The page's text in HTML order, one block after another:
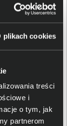
plikach cookies
treści
i
o tym, jak
partnerom